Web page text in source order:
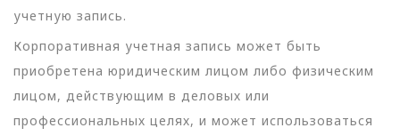
учетную запись.
Корпоративная учетная запись может быть
приобретена юридическим лицом либо физическим
лицом, действующим в деловых или
профессиональных целях, и может использоваться